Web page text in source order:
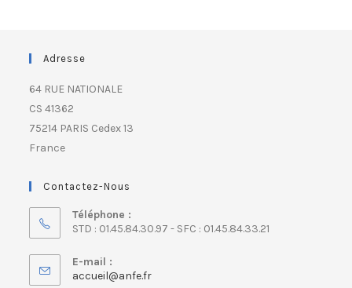
Adresse
64 RUE NATIONALE
CS 41362
75214 PARIS Cedex 13
France
Contactez-Nous
Téléphone :
STD : 01.45.84.30.97 - SFC : 01.45.84.33.21
E-mail :
accueil@anfe.fr